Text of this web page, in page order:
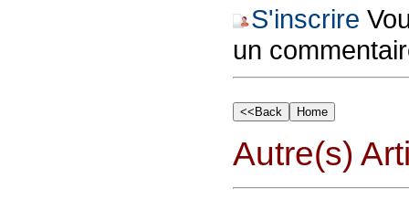
S'inscrire
un
Autre(s)